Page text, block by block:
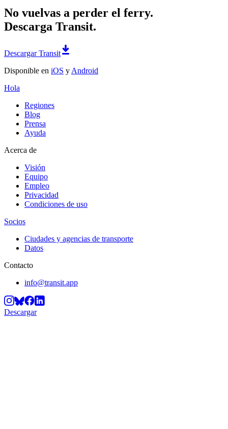
No vuelvas a perder el ferry.
Descarga Transit.
Descargar Transit
Disponible en iOS y Android
Hola
Regiones
Blog
Prensa
Ayuda
Acerca de
Visión
Equipo
Empleo
Privacidad
Condiciones de uso
Socios
Ciudades y agencias de transporte
Datos
Contacto
info@transit.app
Descargar